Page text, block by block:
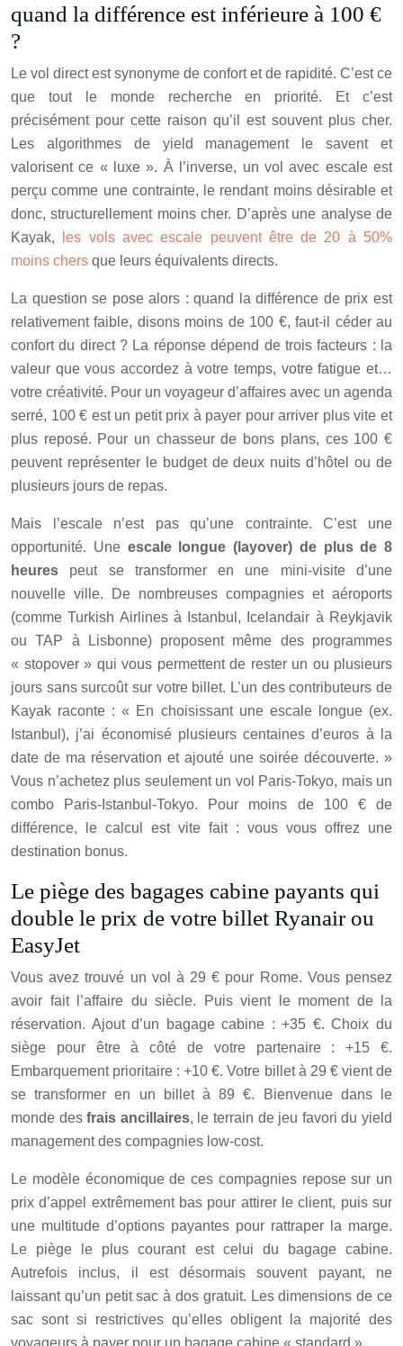
quand la différence est inférieure à 100 €
?
Le vol direct est synonyme de confort et de rapidité. C’est ce
que tout le monde recherche en priorité. Et c’est
précisément pour cette raison qu’il est souvent plus cher.
Les algorithmes de yield management le savent et
valorisent ce « luxe ». À l’inverse, un vol avec escale est
perçu comme une contrainte, le rendant moins désirable et
donc, structurellement moins cher. D’après une analyse de
Kayak,
les vols avec escale peuvent être de 20 à 50%
moins chers que leurs équivalents directs.
La question se pose alors : quand la différence de prix est
relativement faible, disons moins de 100 €, faut-il céder au
confort du direct ? La réponse dépend de trois facteurs : la
valeur que vous accordez à votre temps, votre fatigue et…
votre créativité. Pour un voyageur d’affaires avec un agenda
serré, 100 € est un petit prix à payer pour arriver plus vite et
plus reposé. Pour un chasseur de bons plans, ces 100 €
peuvent représenter le budget de deux nuits d’hôtel ou de
plusieurs jours de repas.
Mais l’escale n’est pas qu’une contrainte. C’est une
opportunité. Une escale longue (layover) de plus de 8
heures peut se transformer en une mini-visite d’une
nouvelle ville. De nombreuses compagnies et aéroports
(comme Turkish Airlines à Istanbul, Icelandair à Reykjavik
ou TAP à Lisbonne) proposent même des programmes
« stopover » qui vous permettent de rester un ou plusieurs
jours sans surcoût sur votre billet. L’un des contributeurs de
Kayak raconte : « En choisissant une escale longue (ex.
Istanbul), j’ai économisé plusieurs centaines d’euros à la
date de ma réservation et ajouté une soirée découverte. »
Vous n’achetez plus seulement un vol Paris-Tokyo, mais un
combo Paris-Istanbul-Tokyo. Pour moins de 100 € de
différence, le calcul est vite fait : vous vous offrez une
destination bonus.
Le piège des bagages cabine payants qui
double le prix de votre billet Ryanair ou
EasyJet
Vous avez trouvé un vol à 29 € pour Rome. Vous pensez
avoir fait l’affaire du siècle. Puis vient le moment de la
réservation. Ajout d’un bagage cabine : +35 €. Choix du
siège pour être à côté de votre partenaire : +15 €.
Embarquement prioritaire : +10 €. Votre billet à 29 € vient de
se transformer en un billet à 89 €. Bienvenue dans le
monde desfrais ancillaires, le terrain de jeu favori du yield
management des compagnies low-cost.
Le modèle économique de ces compagnies repose sur un
prix d’appel extrêmement bas pour attirer le client, puis sur
une multitude d’options payantes pour rattraper la marge.
Le piège le plus courant est celui du bagage cabine.
Autrefois inclus, il est désormais souvent payant, ne
laissant qu’un petit sac à dos gratuit. Les dimensions de ce
sac sont si restrictives qu’elles obligent la majorité des
voyageurs à payer pour un bagage cabine « standard ».